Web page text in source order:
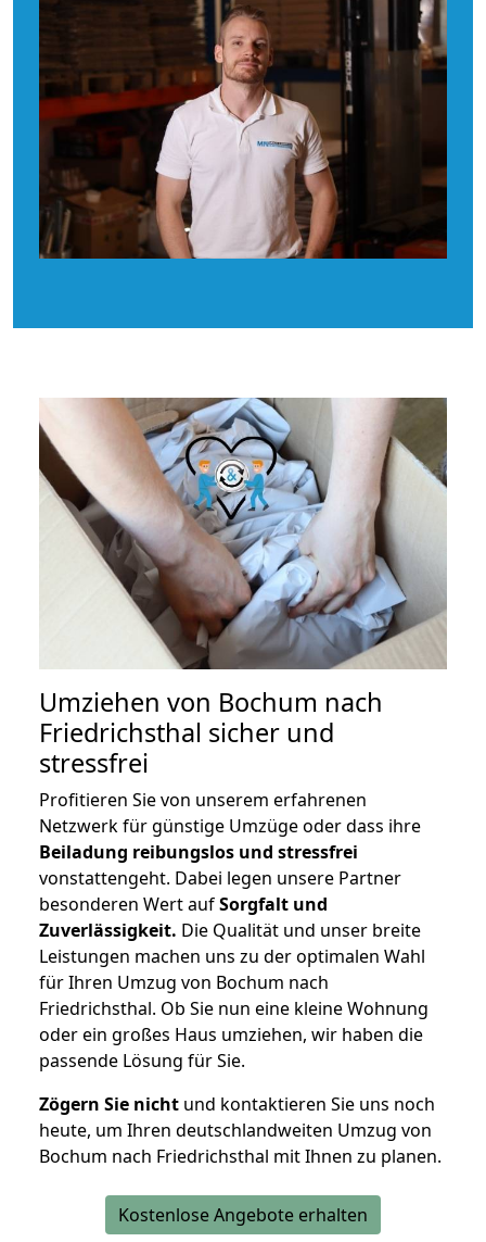
Umziehen von Bochum nach
Friedrichsthal sicher und
stressfrei
Profitieren Sie von unserem erfahrenen
Netzwerk für günstige Umzüge oder dass ihre
Beiladung reibungslos und stressfrei
vonstattengeht. Dabei legen unsere Partner
besonderen Wert aufSorgfalt und
Zuverlässigkeit. Die Qualität und unser breite
Leistungen machen uns zu der optimalen Wahl
für Ihren Umzug von Bochum nach
Friedrichsthal. Ob Sie nun eine kleine Wohnung
oder ein großes Haus umziehen, wir haben die
passende Lösung für Sie.
Zögern Sie nicht und kontaktieren Sie uns noch
heute, um Ihren deutschlandweiten Umzug von
Bochum nach Friedrichsthal mit Ihnen zu planen.
Kostenlose Angebote erhalten